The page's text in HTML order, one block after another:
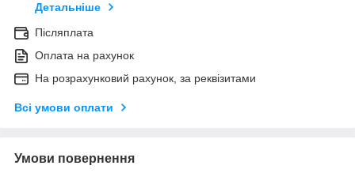
Детальніше
Післяплата
Оплата на рахунок
На розрахунковий рахунок, за реквізитами
Всі умови оплати
Умови повернення